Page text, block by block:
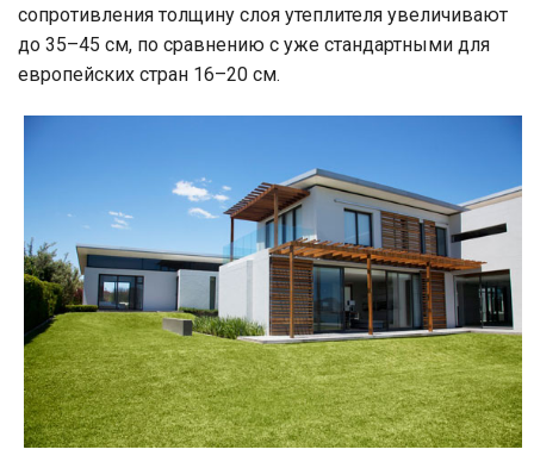
сопротивления толщину слоя утеплителя увеличивают
до 35–45 см, по сравнению с уже стандартными для
европейских стран 16–20 см.